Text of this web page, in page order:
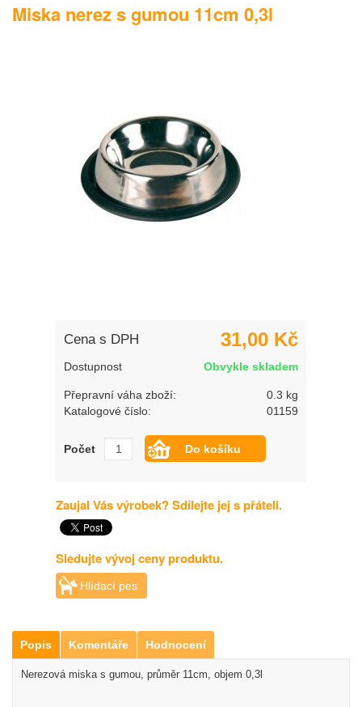
Miska nerez s gumou 11cm 0,3l
Cena s DPH 31,00 Kč
Dostupnost Obvykle skladem
Přepravní váha zboží:
0.3 kg
Katalogové číslo:
01159
Počet
Zaujal Vás výrobek? Sdílejte jej s přáteli.
Sledujte vývoj ceny produktu.
Hlídací pes
Popis Komentáře Hodnocení
Nerezová miska s gumou, průměr 11cm, objem 0,3l